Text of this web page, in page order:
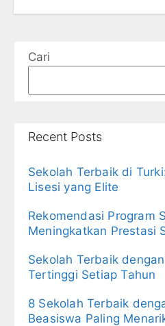
Cari
Recent Posts
Sekolah Terbaik di
Lisesi yang Elite
Rekomendasi Program
Meningkatkan Prestasi
Sekolah Terbaik
Tertinggi Setiap Tahun
8 Sekolah Terbaik
Beasiswa Paling